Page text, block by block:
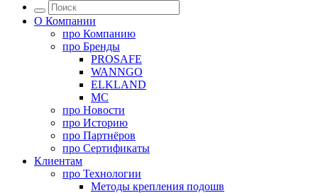
О Компании
про Компанию
про Бренды
PROSAFE
WANNGO
ELKLAND
MC
про Новости
про Историю
про Партнёров
про Сертификаты
Клиентам
про Технологии
Методы крепления подошв